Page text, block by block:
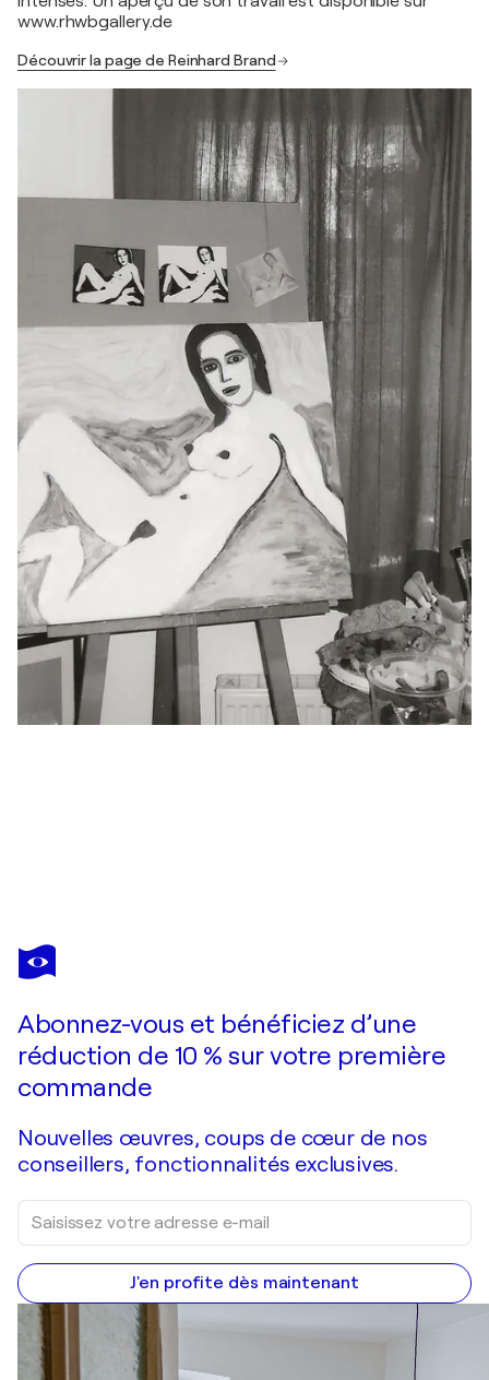
www.rhwbgallery.de
Découvrir la page de Reinhard Brand
REINHARD BRAND
Portrait eines Industriearbeiters
Abonnez-vous et bénéficiez d’une
réduction de 10 % sur votre première
commande
Nouvelles œuvres, coups de cœur de nos
conseillers, fonctionnalités exclusives.
J'en profite dès maintenant